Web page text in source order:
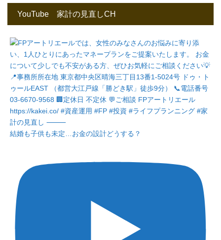
YouTube 家計の見直しCH
結婚も子供も未定…お金の設計どうする？